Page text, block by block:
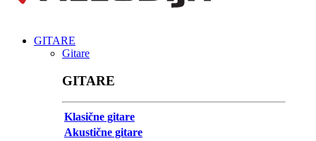
GITARE
Gitare
GITARE
Klasične gitare
Akustične gitare